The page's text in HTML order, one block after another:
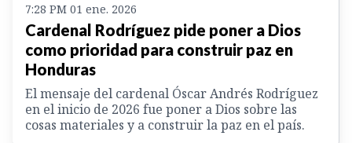
7:28 PM 01 ene. 2026
Cardenal Rodríguez pide poner a Dios
como prioridad para construir paz en
Honduras
El mensaje del cardenal Óscar Andrés Rodríguez
en el inicio de 2026 fue poner a Dios sobre las
cosas materiales y a construir la paz en el país.